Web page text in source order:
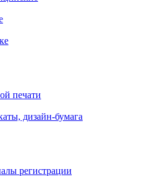
печати
дизайн-бумага
регистрации